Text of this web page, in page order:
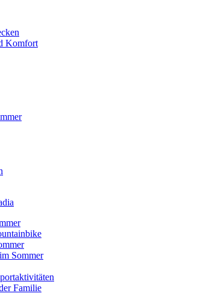
Komfort
Sommer
Familie